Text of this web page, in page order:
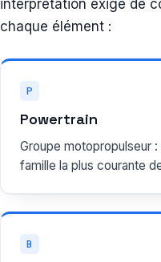
interprétation exige de
chaque élément :
P
Powertrain
Groupe motopropulseur :
famille la plus courante
B